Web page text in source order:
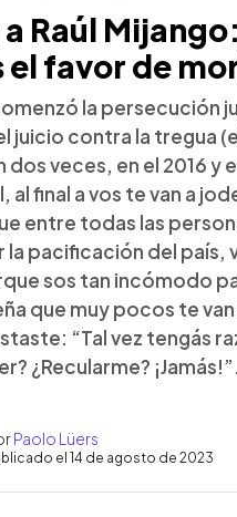
Raúl
el favor de
la persecución
juicio contra la tregua
veces, en el 2016 y
al final a vos te van a
entre todas las
la pacificación del país,
sos tan incómodo
que muy pocos te
“Tal vez tengás
¿Recularme? ¡Jamás!”.
Paolo Lüers
el 14 de agosto de 2023